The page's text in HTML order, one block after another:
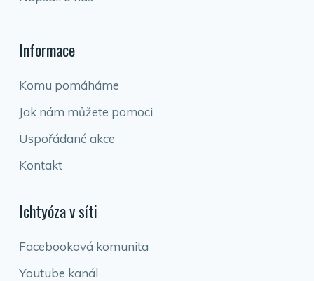
Informace
Komu pomáháme
Jak nám můžete pomoci
Uspořádané akce
Kontakt
Ichtyóza v síti
Facebooková komunita
Youtube kanál